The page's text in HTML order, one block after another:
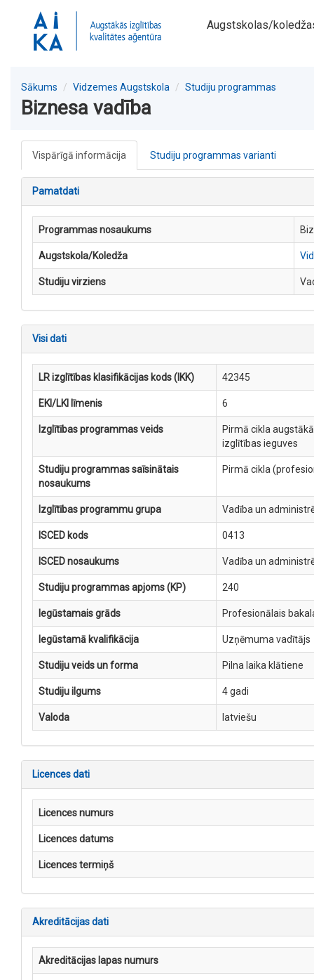
Augstskolas/
Sākums Vidzemes Augstskola Studiju programmas
Biznesa vadība
Vispārīgā informācija Studiju programmas varianti
Pamatdati
Programmas nosaukums
Augstskola/Koledža
Studiju virziens
Visi dati
LR izglītības klasifikācijas kods (IKK) 42345
EKI/LKI līmenis 6
Izglītības programmas veids
Pirmā cikla
izglītības ieguves
Studiju programmas saīsinātais
nosaukums
Pirmā cikla
Izglītības programmu grupa Vadība un
ISCED kods 0413
ISCED nosaukums Vadība un
Studiju programmas apjoms (KP) 240
Iegūstamais grāds Profesionālais
Iegūstamā kvalifikācija Uzņēmuma vadītājs
Studiju veids un forma Pilna laika klātiene
Studiju ilgums 4 gadi
Valoda latviešu
Licences dati
Licences numurs
Licences datums
Licences termiņš
Akreditācijas dati
Akreditācijas lapas numurs